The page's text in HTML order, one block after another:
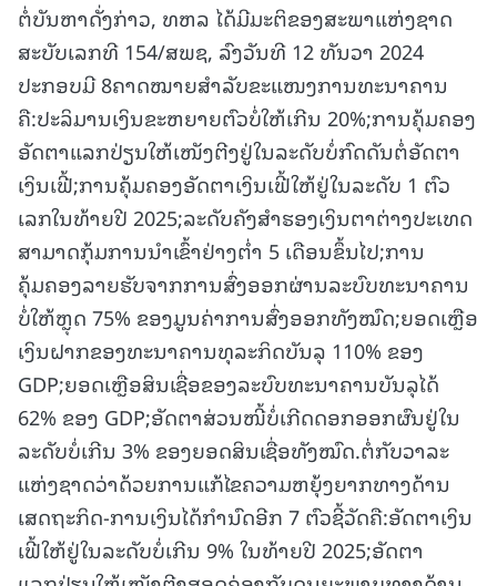
ຕໍ່ບັນຫາດັ່ງກ່າວ, ທຫລ ໄດ້ມີມະຕິຂອງສະພາແຫ່ງຊາດ
ສະບັບເລກທີ 154/ສພຊ, ລົງວັນທີ 12 ທັນວາ 2024
ປະກອບມີ 8ຄາດໝາຍສໍາລັບຂະແໜງການທະນາຄານ
ຄື:ປະລິມານເງິນຂະຫຍາຍຕົວບໍ່ໃຫ້ເກີນ 20%;ການຄຸ້ມຄອງ
ອັດຕາແລກປ່ຽນໃຫ້ເໜັງຕີງຢູ່ໃນລະດັບບໍ່ກົດດັນຕໍ່ອັດຕາ
ເງິນເຟີ້;ການຄຸ້ມຄອງອັດຕາເງິນເຟີ້ໃຫ້ຢູ່ໃນລະດັບ 1 ຕົວ
ເລກໃນທ້າຍປີ 2025;ລະດັບຄັງສຳຮອງເງິນຕາຕ່າງປະເທດ
ສາມາດກຸ້ມການນໍາເຂົ້າຢ່າງຕໍ່າ 5 ເດືອນຂຶ້ນໄປ;ການ
ຄຸ້ມຄອງລາຍຮັບຈາກການສົ່ງອອກຜ່ານລະບົບທະນາຄານ
ບໍ່ໃຫ້ຫຼຸດ 75% ຂອງມູນຄ່າການສົ່ງອອກທັງໝົດ;ຍອດເຫຼືອ
ເງິນຝາກຂອງທະນາຄານທຸລະກິດບັນລຸ 110% ຂອງ
GDP;ຍອດເຫຼືອສິນເຊື່ອຂອງລະບົບທະນາຄານບັນລຸໄດ້
62% ຂອງ GDP;ອັດຕາສ່ວນໜີ້ບໍ່ເກີດດອກອອກຜົນຢູ່ໃນ
ລະດັບບໍ່ເກີນ 3% ຂອງຍອດສິນເຊື່ອທັງໝົດ.ຕໍ່ກັບວາລະ
ແຫ່ງຊາດວ່າດ້ວຍການແກ້ໄຂຄວາມຫຍຸ້ງຍາກທາງດ້ານ
ເສດຖະກິດ-ການເງິນໄດ້ກຳນົດອີກ 7 ຕົວຊີ້ວັດຄື:ອັດຕາເງິນ
ເຟີ້ໃຫ້ຢູ່ໃນລະດັບບໍ່ເກີນ 9% ໃນທ້າຍປີ 2025;ອັດຕາ